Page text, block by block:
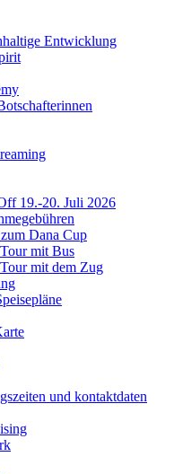
Entwicklung
19.-20. Juli 2026
Dana Cup
mit Bus
mit dem Zug
und kontaktdaten